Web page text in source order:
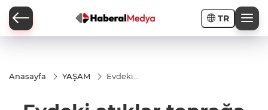
TR
Anasayfa YAŞAM
Evdeki
can